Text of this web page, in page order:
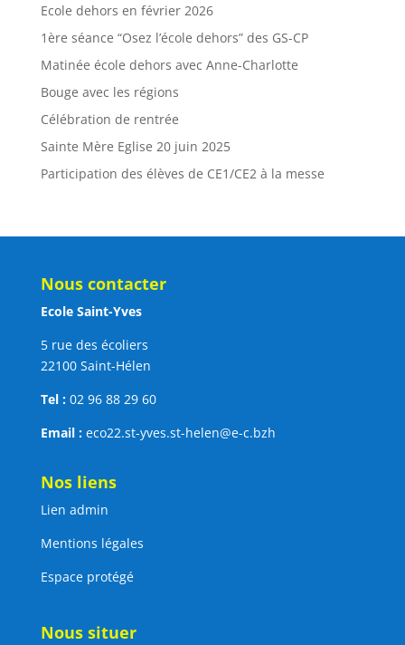
Ecole dehors en février 2026
1ère séance “Osez l’école dehors” des GS-CP
Matinée école dehors avec Anne-Charlotte
Bouge avec les régions
Célébration de rentrée
Sainte Mère Eglise 20 juin 2025
Participation des élèves de CE1/CE2 à la messe
Nous contacter
Ecole Saint-Yves
5 rue des écoliers
22100 Saint-Hélen
Tel :02 96 88 29 60
Email :eco22.st-yves.st-helen@e-c.bzh
Nos liens
Lien admin
Mentions légales
Espace protégé
Nous situer